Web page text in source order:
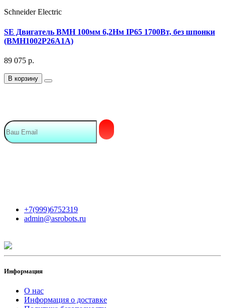
Schneider Electric
SE Двигатель BMH 100мм 6,2Нм IP65 1700Вт, без шпонки
(BMH1002P26A1A)
89 075 р.
В корзину
+7(999)6752319
admin@asrobots.ru
Информация
О нас
Информация о доставке